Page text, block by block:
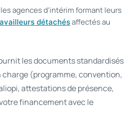
agences d'intérim formant leurs
détachésaffectés au
les documents standardisés
charge (programme, convention,
attestations de présence,
financement avec le